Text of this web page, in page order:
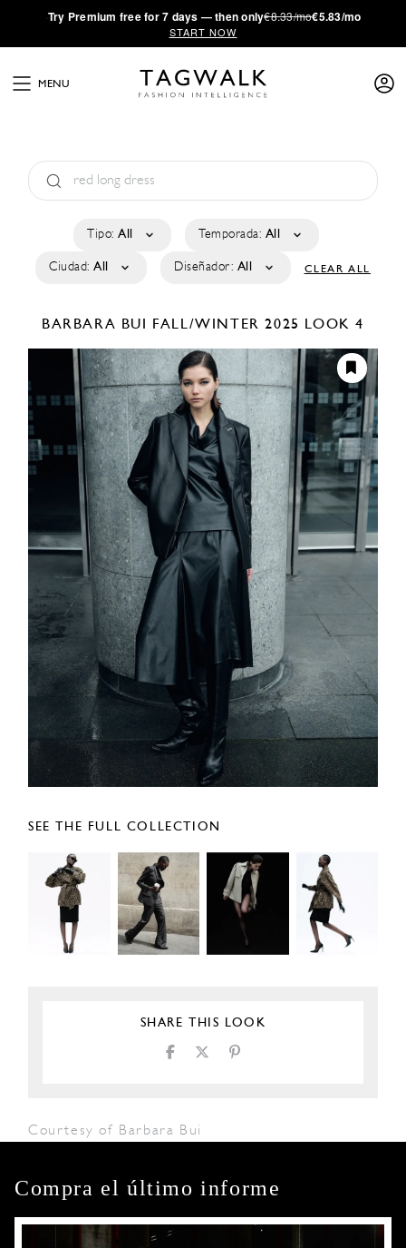
·Try Premium free for 7 days — then only€8.33/mo€5.83/mo
START NOW
MENU
Tipo: All Temporada: All
Ciudad: All Diseñador: All CLEAR ALL
BARBARA BUI FALL/WINTER 2025 LOOK 4
SEE THE FULL COLLECTION
SHARE THIS LOOK
Courtesy of Barbara Bui
Compra el último informe